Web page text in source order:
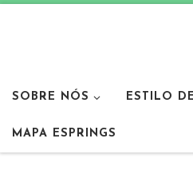
SOBRE NÓS ESTILO
MAPA ESPRINGS